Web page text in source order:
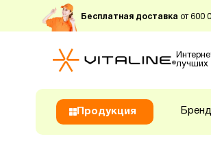
Бесплатная доставка от 600
лучших
Продукция